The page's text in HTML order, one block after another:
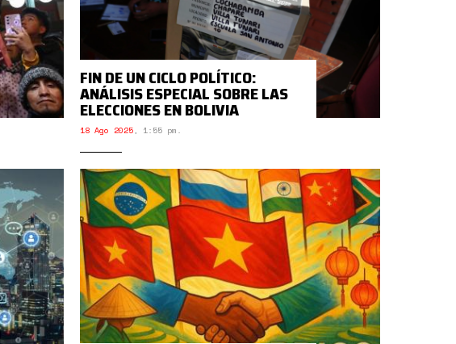
FIN DE UN CICLO POLÍTICO:
ANÁLISIS ESPECIAL SOBRE LAS
ELECCIONES EN BOLIVIA
18 Ago 2025, 1:55 pm.